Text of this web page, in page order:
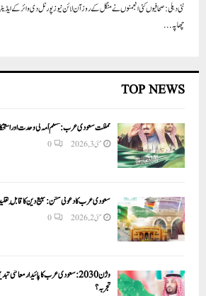
نئی دہلی: صحافیوں کئی انجمنوں نے منگل کے روز آن لائن نیوز پورٹل دی وائر کے
چھاپہ...
TOP NEWS
مملکت سعودی عرب: مسلم اُمہ کی وحدت اور
مئی 3, 2026 0
سعودی عرب کا دعوتی مشن: تبلیغ دین کا قابلِ
مئی 2, 2026 0
وژن 2030:سعودی عرب کا پائیدار معاشی
تجربہ؟